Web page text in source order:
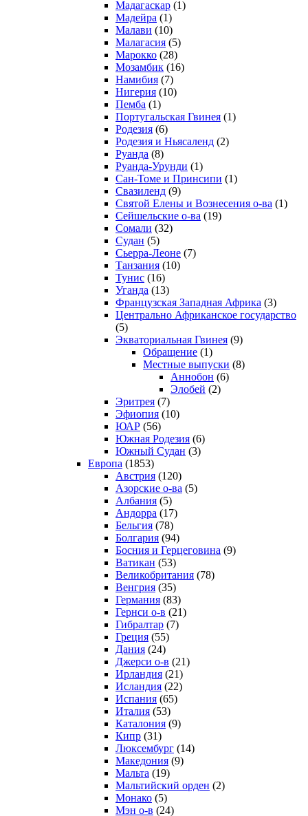
Мадагаскар (1)
Мадейра (1)
Малави (10)
Малагасия (5)
Марокко (28)
Мозамбик (16)
Намибия (7)
Нигерия (10)
Пемба (1)
Португальская Гвинея (1)
Родезия (6)
Родезия и Ньясаленд (2)
Руанда (8)
Руанда-Урунди (1)
Сан-Томе и Принсипи (1)
Свазиленд (9)
Святой Елены и Вознесения о-ва (1)
Сейшельские о-ва (19)
Сомали (32)
Судан (5)
Сьерра-Леоне (7)
Танзания (10)
Тунис (16)
Уганда (13)
Французская Западная Африка (3)
Центрально Африканское государство
(5)
Экваториальная Гвинея (9)
Обращение (1)
Местные выпуски (8)
Аннобон (6)
Элобей (2)
Эритрея (7)
Эфиопия (10)
ЮАР (56)
Южная Родезия (6)
Южный Судан (3)
Европа (1853)
Австрия (120)
Азорские о-ва (5)
Албания (5)
Андорра (17)
Бельгия (78)
Болгария (94)
Босния и Герцеговина (9)
Ватикан (53)
Великобритания (78)
Венгрия (35)
Германия (83)
Гернси о-в (21)
Гибралтар (7)
Греция (55)
Дания (24)
Джерси о-в (21)
Ирландия (21)
Исландия (22)
Испания (65)
Италия (53)
Каталония (9)
Кипр (31)
Люксембург (14)
Македония (9)
Мальта (19)
Мальтийский орден (2)
Монако (5)
Мэн о-в (24)